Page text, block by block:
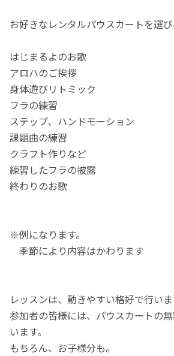
お好きなレンタルパウスカートを選
はじまるよのお歌
アロハのご挨拶
身体遊びリトミック
フラの練習
ステップ、ハンドモーション
課題曲の練習
クラフト作りなど
練習したフラの披露
終わりのお歌
※例になります。
季節により内容はかわります
レッスンは、動きやすい格好で行いま
参加者の皆様には、パウスカートの
います。
もちろん、お子様分も。